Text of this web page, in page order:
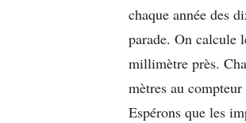
chaque année des
parade. On calcule
millimètre près.
mètres au
Espérons que les